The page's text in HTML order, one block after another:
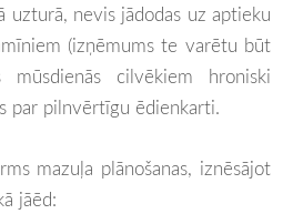
uzturā, nevis jādodas uz aptieku
(izņēmums te varētu būt
cilvēkiem hroniski
par pilnvērtīgu ēdienkarti.
mazuļa plānošanas, iznēsājot
jāēd: